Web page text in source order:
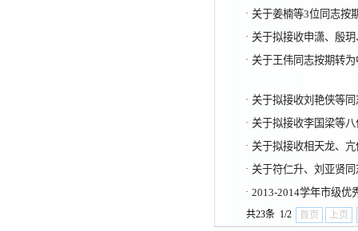
· 关于姜楠等3位同志按
· 关于拟接收申潇、殷
· 关于王伟同志按期转
· 关于拟接收刘艳侠等
· 关于拟接收李国梁等
· 关于拟接收相天龙、
· 关于符仁升、刘亚贤
· 2013-2014学年市级优
共23条 1/2 首页 上页